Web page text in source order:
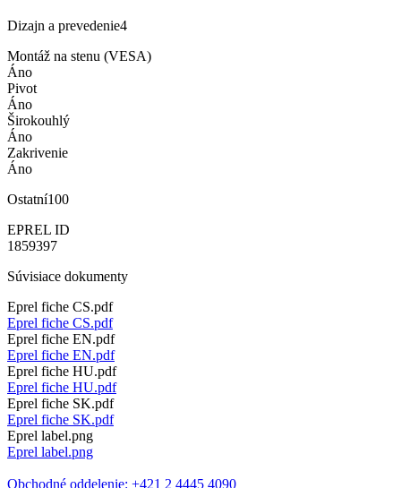
Dizajn a prevedenie4
Montáž na stenu (VESA)
Áno
Pivot
Áno
Širokouhlý
Áno
Zakrivenie
Áno
Ostatní100
EPREL ID
1859397
Súvisiace dokumenty
Eprel fiche CS.pdf
Eprel fiche CS.pdf
Eprel fiche EN.pdf
Eprel fiche EN.pdf
Eprel fiche HU.pdf
Eprel fiche HU.pdf
Eprel fiche SK.pdf
Eprel fiche SK.pdf
Eprel label.png
Eprel label.png
Obchodné oddelenie: +421 2 4445 4090